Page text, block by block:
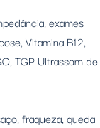
exames
Vitamina B12,
TGP Ultrassom de
fraqueza, queda